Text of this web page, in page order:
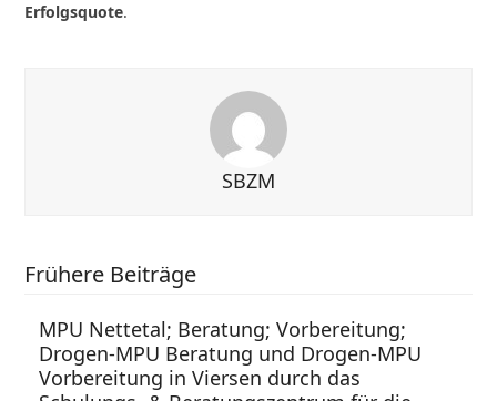
Erfolgsquote.
SBZM
Frühere Beiträge
MPU Nettetal; Beratung; Vorbereitung;
Drogen-MPU Beratung und Drogen-MPU
Vorbereitung in Viersen durch das